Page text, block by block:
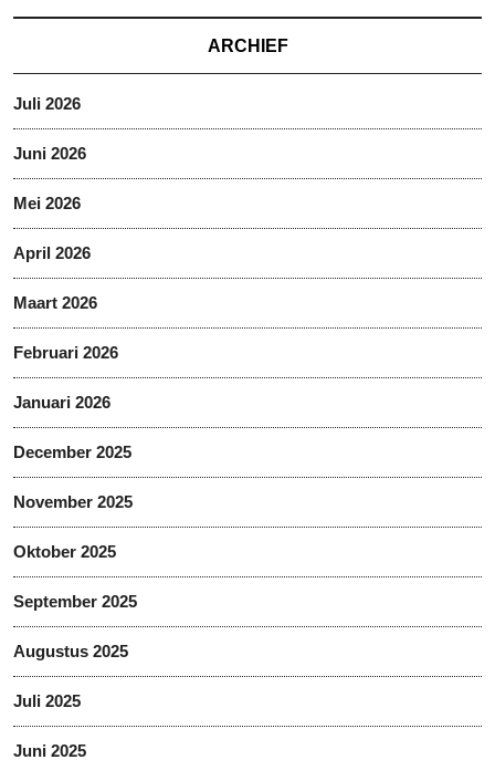
ARCHIEF
Juli 2026
Juni 2026
Mei 2026
April 2026
Maart 2026
Februari 2026
Januari 2026
December 2025
November 2025
Oktober 2025
September 2025
Augustus 2025
Juli 2025
Juni 2025